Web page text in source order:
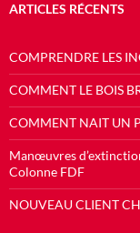
ARTICLES RÉCENTS
COMPRENDRE LES
COMMENT LE BOIS
COMMENT NAIT UN
Manœuvres
Colonne FDF
NOUVEAU CLIENT